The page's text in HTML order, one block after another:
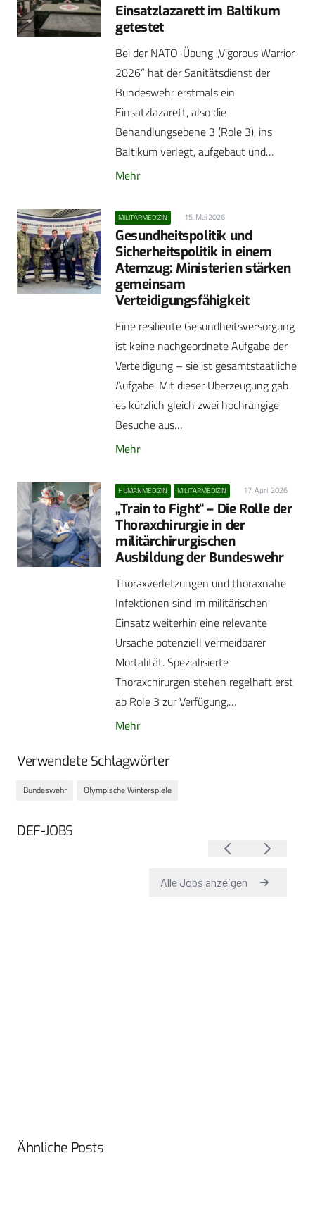
Einsatzlazarett im Baltikum
getestet
Bei der NATO-Übung „Vigorous Warrior
2026“ hat der Sanitätsdienst der
Bundeswehr erstmals ein
Einsatzlazarett, also die
Behandlungsebene 3 (Role 3), ins
Baltikum verlegt, aufgebaut und…
Mehr
MILITÄRMEDIZIN 15. Mai 2026
Gesundheitspolitik und
Sicherheitspolitik in einem
Atemzug: Ministerien stärken
gemeinsam
Verteidigungsfähigkeit
Eine resiliente Gesundheitsversorgung
ist keine nachgeordnete Aufgabe der
Verteidigung – sie ist gesamtstaatliche
Aufgabe. Mit dieser Überzeugung gab
es kürzlich gleich zwei hochrangige
Besuche aus…
Mehr
HUMANMEDIZIN MILITÄRMEDIZIN 17. April 2026
„Train to Fight“ – Die Rolle der
Thoraxchirurgie in der
militärchirurgischen
Ausbildung der Bundeswehr
Thoraxverletzungen und thoraxnahe
Infektionen sind im militärischen
Einsatz weiterhin eine relevante
Ursache potenziell vermeidbarer
Mortalität. Spezialisierte
Thoraxchirurgen stehen regelhaft erst
ab Role 3 zur Verfügung,…
Mehr
Verwendete Schlagwörter
Bundeswehr Olympische Winterspiele
DEF-JOBS
Ähnliche Posts